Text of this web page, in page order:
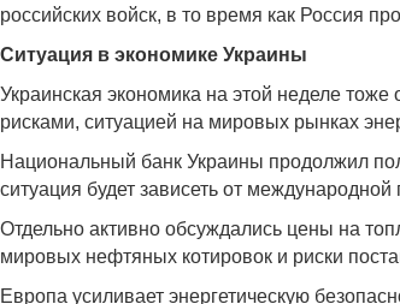
российских войск, в то время как Россия
Ситуация в экономике Украины
Украинская экономика на этой неделе
рисками, ситуацией на мировых рынках
Национальный банк Украины продолжил
ситуация будет зависеть от
Отдельно активно обсуждались цены на
мировых нефтяных котировок и риски
Европа усиливает энергетическую